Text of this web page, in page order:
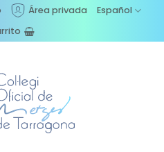
Área privada
Español